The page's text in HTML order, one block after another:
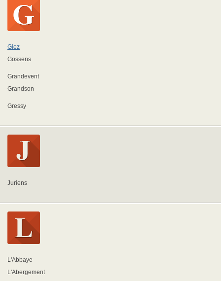
Giez
Gossens
Grandevent
Grandson
Gressy
Juriens
L'Abbaye
L'Abergement